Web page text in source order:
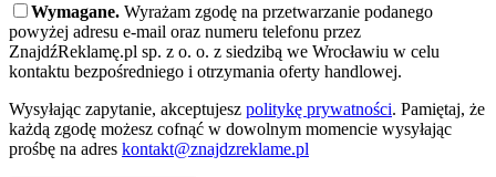
Wymagane. Wyrażam zgodę na przetwarzanie podanego
powyżej adresu e-mail oraz numeru telefonu przez
ZnajdźReklamę.pl sp. z o. o. z siedzibą we Wrocławiu w celu
kontaktu bezpośredniego i otrzymania oferty handlowej.
Wysyłając zapytanie, akceptujesz politykę prywatności. Pamiętaj, że
każdą zgodę możesz cofnąć w dowolnym momencie wysyłając
prośbę na adres kontakt@znajdzreklame.pl